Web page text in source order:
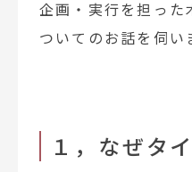
企画・実行を担った
ついてのお話を伺い
１，なぜタ